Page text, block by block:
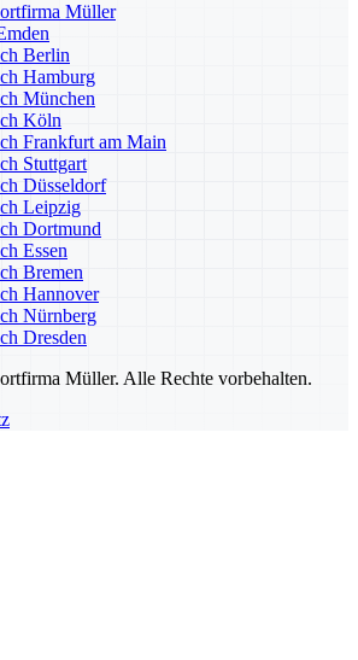
Müller
Berlin
Hamburg
München
Köln
Frankfurt am Main
Stuttgart
Düsseldorf
Leipzig
Dortmund
Essen
Bremen
Hannover
Nürnberg
Dresden
Müller. Alle Rechte vorbehalten.